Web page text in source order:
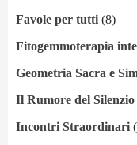
Favole per tutti (8)
Fitogemmoterapia
Geometria Sacra e
Il Rumore del Silenzio
Incontri Straordinari